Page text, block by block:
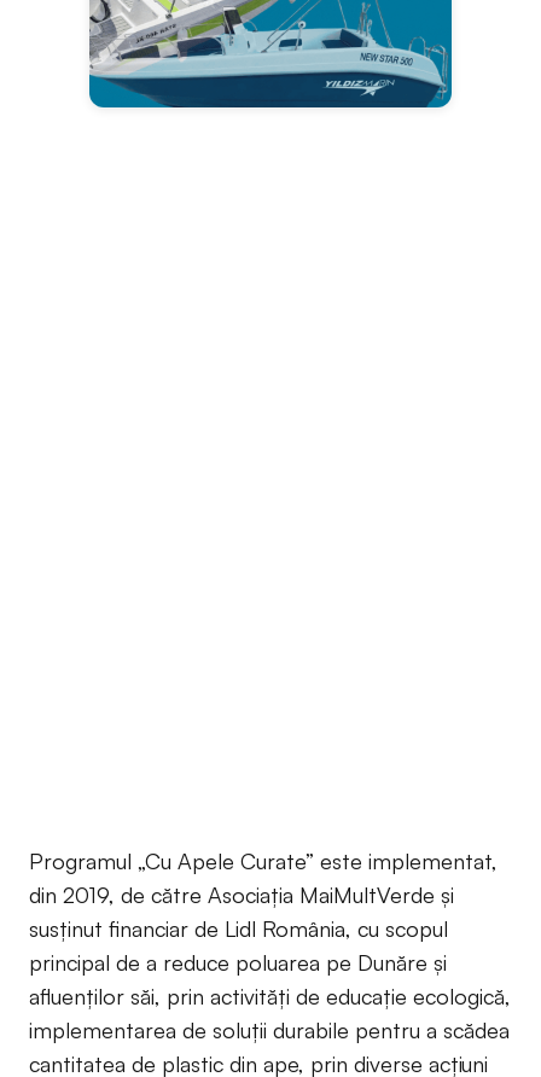
Programul „Cu Apele Curate” este implementat,
din 2019, de către Asociația MaiMultVerde și
susținut financiar de Lidl România, cu scopul
principal de a reduce poluarea pe Dunăre și
afluenților săi, prin activități de educație ecologică,
implementarea de soluții durabile pentru a scădea
cantitatea de plastic din ape, prin diverse acțiuni